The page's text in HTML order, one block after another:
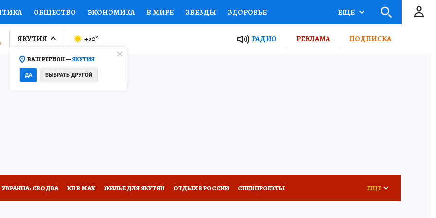
ОБЩЕСТВО ЭКОНОМИКА В МИРЕ ЗВЕЗДЫ ЗДОРОВЬЕ
ПРОИСШЕСТВИЯ НАЦИОНАЛЬНЫЕ ПРОЕКТЫ РОССИИ
ОТКРЫВАЕМ МИР Я ЗНАЮ
ПРОМОКОДЫ СЕРИАЛЫ
ЕЩЕ
ЯКУТИЯ
ВАШ РЕГИОН —ЯКУТИЯ
ДА ВЫБРАТЬ ДРУГОЙ
+20° РАДИО РЕКЛАМА ПОДПИСКА
УКРАИНА: СВОДКА КП В МАХ ЖИЛЬЕ ДЛЯ ЯКУТЯН ОТДЫХ В РОССИИ СПЕЦПРОЕКТЫ ЕЩЕ